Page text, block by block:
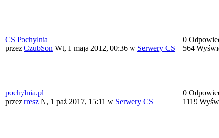
CS Pochylnia
przez CzubSon Wt, 1 maja 2012, 00:36 w Serwery CS
0
564
pochylnia.pl
przez rresz N, 1 paź 2017, 15:11 w Serwery CS
0
1119